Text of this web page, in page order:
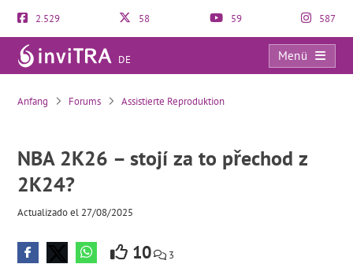
2.529 58 59 587
DE
Menü
NBA 2K26 – stojí za to přechod z 2K24?
Anfang Forums Assistierte Reproduktion
NBA 2K26 – stojí za to přechod z
2K24?
Actualizado el 27/08/2025
10 3